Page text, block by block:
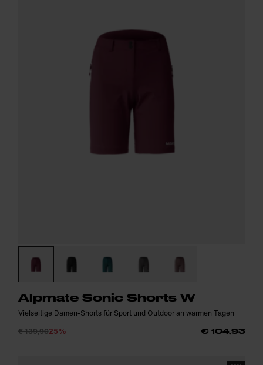
Alpmate Sonic Shorts W
Vielseitige Damen-Shorts für Sport und Outdoor an warmen Tagen
€ 139,9025% € 104,93